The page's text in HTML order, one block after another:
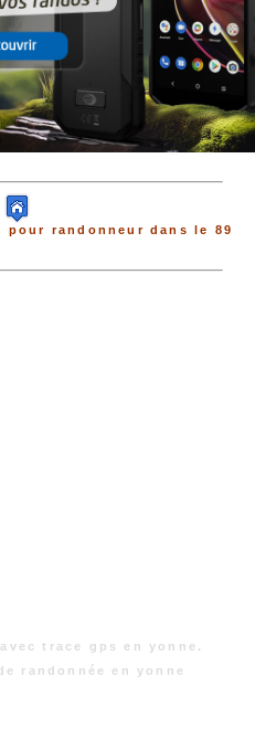
pour randonneur dans le 89
trace gps en yonne.
randonnée en yonne